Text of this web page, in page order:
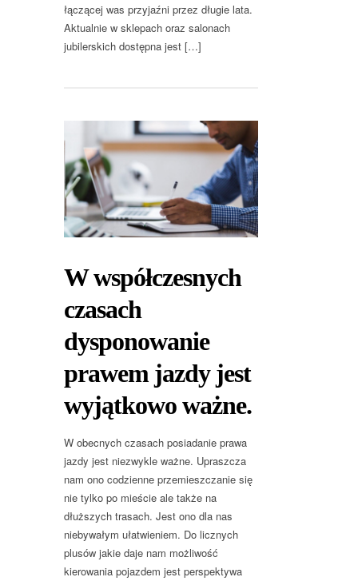
łączącej was przyjaźni przez długie lata.
Aktualnie w sklepach oraz salonach
jubilerskich dostępna jest […]
W współczesnych
czasach
dysponowanie
prawem jazdy jest
wyjątkowo ważne.
W obecnych czasach posiadanie prawa
jazdy jest niezwykle ważne. Upraszcza
nam ono codzienne przemieszczanie się
nie tylko po mieście ale także na
dłuższych trasach. Jest ono dla nas
niebywałym ułatwieniem. Do licznych
plusów jakie daje nam możliwość
kierowania pojazdem jest perspektywa